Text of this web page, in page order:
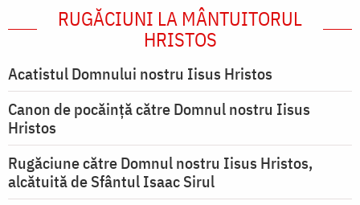
RUGĂCIUNI LA MÂNTUITORUL
HRISTOS
Acatistul Domnului nostru Iisus Hristos
Canon de pocăință către Domnul nostru Iisus
Hristos
Rugăciune către Domnul nostru Iisus Hristos,
alcătuită de Sfântul Isaac Sirul